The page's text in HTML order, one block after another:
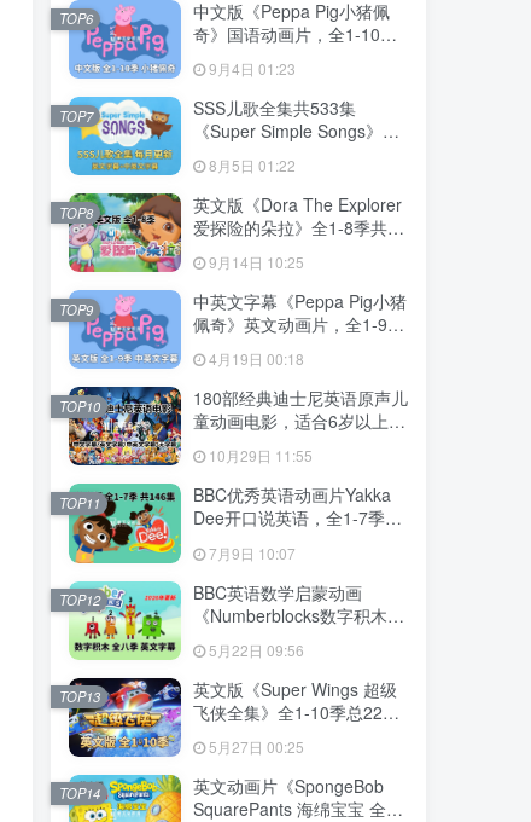
中文版《Peppa Pig小猪佩
奇》国语动画片，全1-10季
百度网盘下载！
9月4日 01:23
TOP6
SSS儿歌全集共533集
《Super Simple Songs》
1080P高清视频带英文字幕
+中英文字幕+配套音频
MP3，百度网盘下载！
8月5日 01:22
TOP7
英文版《Dora The Explorer
爱探险的朵拉》全1-8季共
173集，带英文字幕和配套音
频MP3，百度网盘下载！
9月14日 10:25
TOP8
中英文字幕《Peppa Pig小猪
佩奇》英文动画片，全1-9季
共415集，1080P高清视频，
带配套音频MP3，百度网盘
下载！
4月19日 00:18
TOP9
180部经典迪士尼英语原声儿
童动画电影，适合6岁以上，
720P高清电影视频带中英文
字幕，百度网盘下载！
10月29日 11:55
TOP10
BBC优秀英语动画片Yakka
Dee开口说英语，全1-7季总
英文字幕，百度网盘下载！
7月9日 10:07
TOP11
BBC英语数学启蒙动画
《Numberblocks数字积木》
198集，1080P高清视频带英
文字幕，带配套音频MP3，
百度网盘下载！
5月22日 09:56
TOP12
英文版《Super Wings 超级
飞侠全集》全1-10季总224
字幕，带配套音频MP3，百
度网盘下载！
5月27日 00:25
TOP13
英文动画片《SpongeBob
SquarePants 海绵宝宝 全
TOP14